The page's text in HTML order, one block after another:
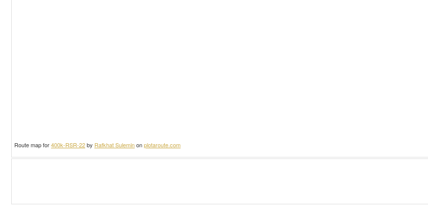
Route map for400k-RSR-22by Rafkhat Suleminonplotaroute.com